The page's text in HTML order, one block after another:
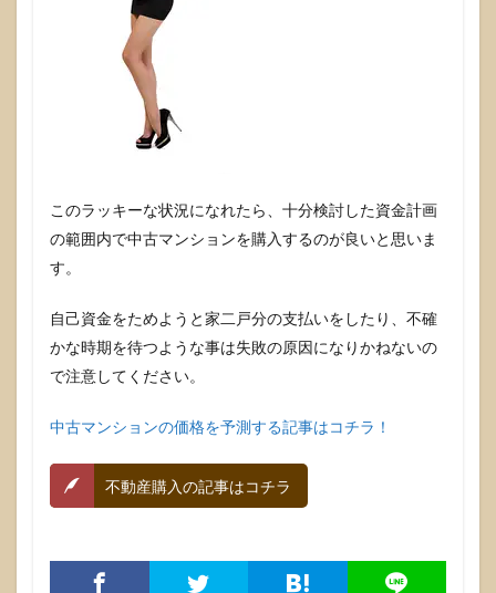
このラッキーな状況になれたら、十分検討した資金計画
の範囲内で中古マンションを購入するのが良いと思いま
す。
自己資金をためようと家二戸分の支払いをしたり、不確
かな時期を待つような事は失敗の原因になりかねないの
で注意してください。
中古マンションの価格を予測する記事はコチラ！
不動産購入の記事はコチラ